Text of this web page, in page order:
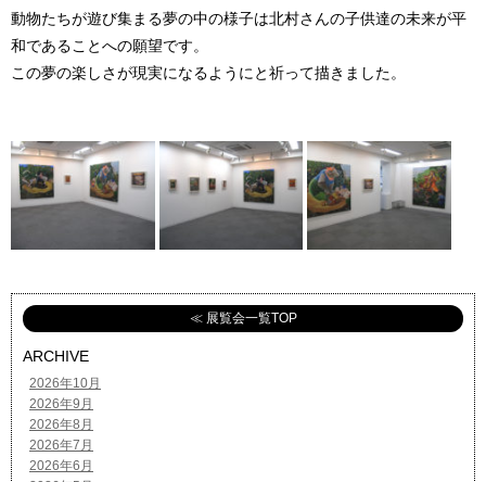
動物たちが遊び集まる夢の中の様子は北村さんの子供達の未来が平
和であることへの願望です。
この夢の楽しさが現実になるようにと祈って描きました。
≪ 展覧会一覧TOP
ARCHIVE
2026年10月
2026年9月
2026年8月
2026年7月
2026年6月